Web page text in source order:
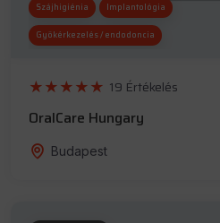
Szájhigiénia Implantológia
Gyökérkezelés / endodoncia
19 Értékelés
OralCare Hungary
Budapest